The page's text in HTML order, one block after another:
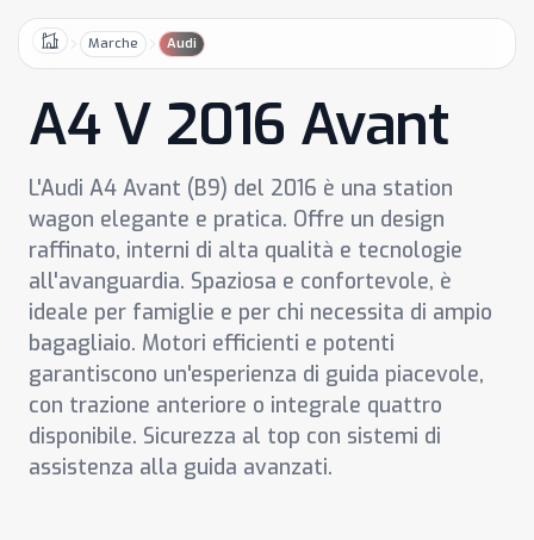
HomeMarche Audi
A4 V 2016 Avant
L'Audi A4 Avant (B9) del 2016 è una station
wagon elegante e pratica. Offre un design
raffinato, interni di alta qualità e tecnologie
all'avanguardia. Spaziosa e confortevole, è
ideale per famiglie e per chi necessita di ampio
bagagliaio. Motori efficienti e potenti
garantiscono un'esperienza di guida piacevole,
con trazione anteriore o integrale quattro
disponibile. Sicurezza al top con sistemi di
assistenza alla guida avanzati.